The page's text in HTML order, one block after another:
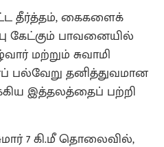
தீர்த்தம், கைகளைக்
கேட்கும் பாவனையில்
மற்றும் சுவாமி
பல்வேறு தனித்துவமான
இத்தலத்தைப் பற்றி
7 கி.மீ தொலைவில்,